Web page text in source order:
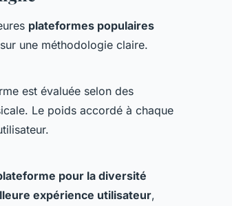
plateformes populaires
une méthodologie claire.
est évaluée selon des
Le poids accordé à chaque
pour la diversité
expérience utilisateur,